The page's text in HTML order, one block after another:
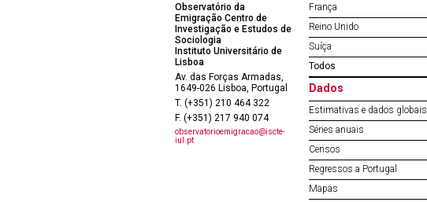
Observatório da
Emigração Centro de
Investigação e Estudos de
Sociologia
Instituto Universitário de
Lisboa
Av. das Forças Armadas,
1649-026 Lisboa, Portugal
T. (+351) 210 464 322
F. (+351) 217 940 074
observatorioemigracao@iscte-
iul.pt
França
Reino Unido
Suíça
Todos
Dados
Estimativas e dados globais
Séries anuais
Censos
Regressos a Portugal
Mapas